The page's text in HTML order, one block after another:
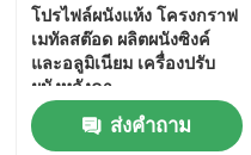
โปรไฟล์ผนังแห้ง โครงกราฟ
เมทัลสต๊อด ผลิตผนังซิงค์
และอลูมิเนียม เครื่องปรับ
ผนังหลังคา
ส่งคำถาม